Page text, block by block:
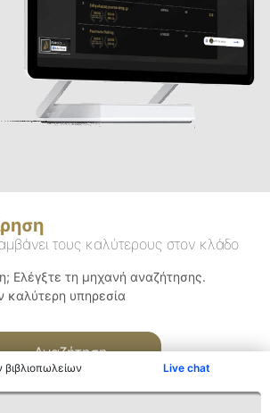
Live chat
τους καλύτερους στον κλάδο
Ελέγξτε τη μηχανή αναζήτησης.
καλύτερη υπηρεσία
Αναζήτηση